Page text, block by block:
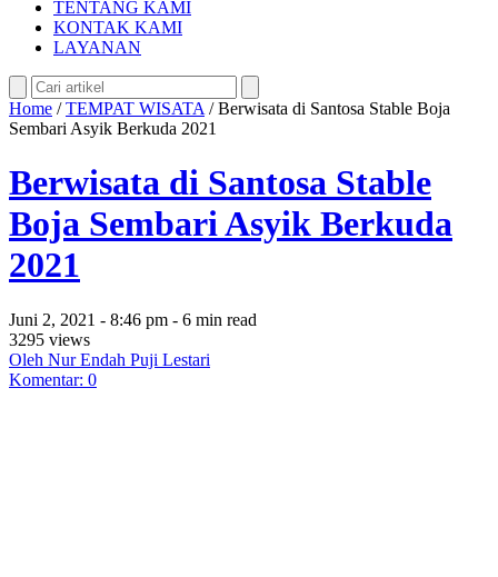
TENTANG KAMI
KONTAK KAMI
LAYANAN
Home /TEMPAT WISATA /Berwisata di Santosa Stable Boja
Sembari Asyik Berkuda 2021
Berwisata di Santosa Stable
Boja Sembari Asyik Berkuda
2021
Juni 2, 2021 - 8:46 pm - 6 min read
3295 views
Oleh Nur Endah Puji Lestari
Komentar: 0